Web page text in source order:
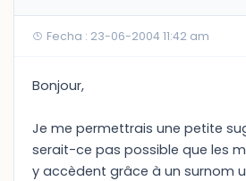
Fecha : 23-06-2004 11:42 am
Bonjour,
Je me permettrais une petite
serait-ce pas possible que les
y accèdent grâce à un surnom